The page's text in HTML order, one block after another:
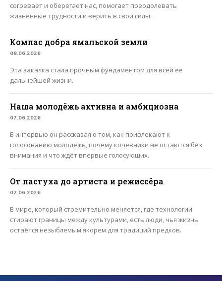
согревает и оберегает нас, помогает преодолевать
жизненные трудности и верить в свои силы.
Компас добра ямальской земли
08.06.2026
Эта закалка стала прочным фундаментом для всей её
дальнейшей жизни.
Наша молодёжь активна и амбициозна
07.06.2026
В интервью он рассказал о том, как привлекают к
голосованию молодёжь, почему кочевники не остаются без
внимания и что ждёт впервые голосующих.
От пастуха до артиста и режиссёра
07.06.2026
В мире, который стремительно меняется, где технологии
стирают границы между культурами, есть люди, чья жизнь
остаётся незыблемым якорем для традиций предков.